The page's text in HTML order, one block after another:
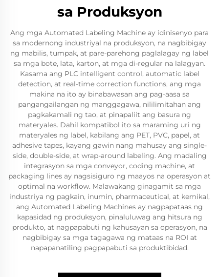
sa Produksyon
Ang mga Automated Labeling Machine ay idinisenyo para
sa modernong industriyal na produksyon, na nagbibigay
ng mabilis, tumpak, at pare-parehong paglalagay ng label
sa mga bote, lata, karton, at mga di-regular na lalagyan.
Kasama ang PLC intelligent control, automatic label
detection, at real-time correction functions, ang mga
makina na ito ay binabawasan ang pag-aasa sa
pangangailangan ng manggagawa, nililimitahan ang
pagkakamali ng tao, at pinapaliit ang basura ng
materyales. Dahil kompatibol ito sa maraming uri ng
materyales ng label, kabilang ang PET, PVC, papel, at
adhesive tapes, kayang gawin nang mahusay ang single-
side, double-side, at wrap-around labeling. Ang madaling
integrasyon sa mga conveyor, coding machine, at
packaging lines ay nagsisiguro ng maayos na operasyon at
optimal na workflow. Malawakang ginagamit sa mga
industriya ng pagkain, inumin, pharmaceutical, at kemikal,
ang Automated Labeling Machines ay nagpapataas ng
kapasidad ng produksyon, pinaluluwag ang hitsura ng
produkto, at nagpapabuti ng kahusayan sa operasyon, na
nagbibigay sa mga tagagawa ng mataas na ROI at
napapanatiling pagpapabuti sa produktibidad.